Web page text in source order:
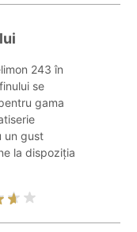
243 în
se
gama
un gust
la dispoziția